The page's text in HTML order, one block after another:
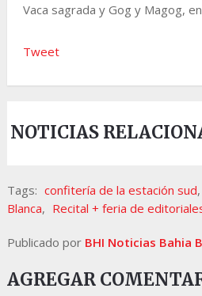
Vaca sagrada y Gog y Magog,
Tweet
NOTICIAS
Tags: confitería de la estación sud,
Blanca, Recital + feria de
Publicado por BHI Noticias Bahia
AGREGAR